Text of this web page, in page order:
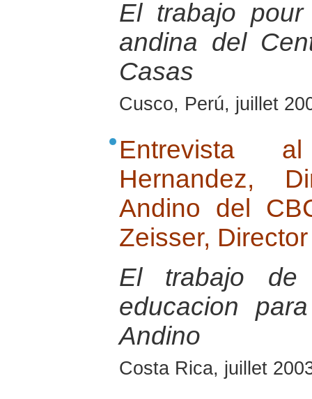
El trabajo
andina del
Casas
Cusco, Perú, juillet
Entrevista
Hernandez,
Andino del
Zeisser,
El trabajo de
educacion
Andino
Costa Rica, juillet